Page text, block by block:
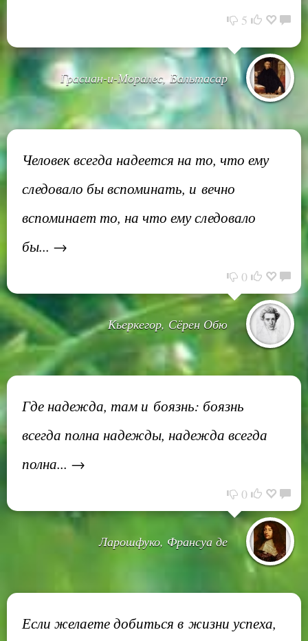
5
Грасиан-и-Моралес, Бальтасар
Человек всегда надеется на то, что ему
следовало бы вспоминать, и вечно
вспоминает то, на что ему следовало
бы... →
0
Кьеркегор, Сёрен Обю
Где надежда, там и боязнь: боязнь
всегда полна надежды, надежда всегда
полна... →
0
Ларошфуко, Франсуа де
Если желаете добиться в жизни успеха,